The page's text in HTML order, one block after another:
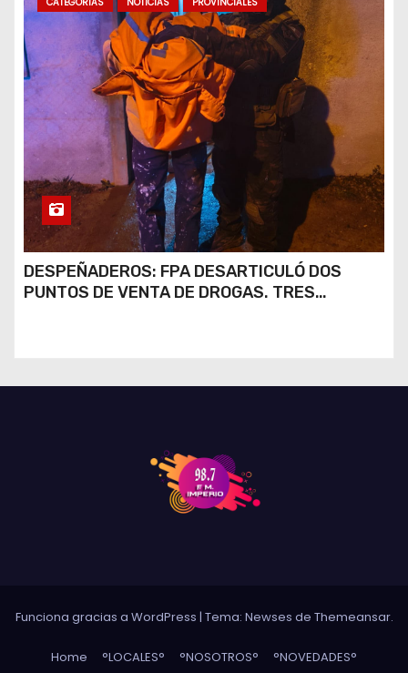
DESPEÑADEROS: FPA DESARTICULÓ DOS
PUNTOS DE VENTA DE DROGAS. TRES
Funciona gracias a WordPress | Tema: Newses de Themeansar.
Home °LOCALES° °NOSOTROS° °NOVEDADES°